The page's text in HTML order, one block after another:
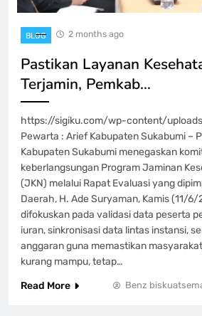
BLOG 2 months ago
Pastikan Layanan
Terjamin, Pemkab…
https://sigiku.com/wp-content/
Pewarta : Arief Kabupaten Sukabumi –
Kabupaten Sukabumi menegaskan
keberlangsungan Program Jaminan
(JKN) melalui Rapat Evaluasi yang
Daerah, H. Ade Suryaman, Kamis (11/
difokuskan pada validasi data peserta
iuran, sinkronisasi data lintas instansi,
anggaran guna memastikan
kurang mampu, tetap…
Read More
Benz